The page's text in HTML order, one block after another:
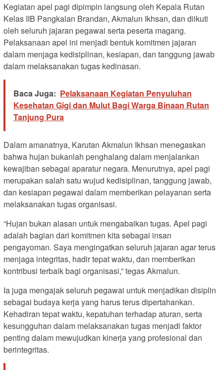
Kegiatan apel pagi dipimpin langsung oleh Kepala Rutan
Kelas IIB Pangkalan Brandan, Akmalun Ikhsan, dan diikuti
oleh seluruh jajaran pegawai serta peserta magang.
Pelaksanaan apel ini menjadi bentuk komitmen jajaran
dalam menjaga kedisiplinan, kesiapan, dan tanggung jawab
dalam melaksanakan tugas kedinasan.
Baca Juga: Pelaksanaan Kegiatan Penyuluhan
Kesehatan Gigi dan Mulut Bagi Warga Binaan Rutan
Tanjung Pura
Dalam amanatnya, Karutan Akmalun Ikhsan menegaskan
bahwa hujan bukanlah penghalang dalam menjalankan
kewajiban sebagai aparatur negara. Menurutnya, apel pagi
merupakan salah satu wujud kedisiplinan, tanggung jawab,
dan kesiapan pegawai dalam memberikan pelayanan serta
melaksanakan tugas organisasi.
“Hujan bukan alasan untuk mengabaikan tugas. Apel pagi
adalah bagian dari komitmen kita sebagai insan
pengayoman. Saya mengingatkan seluruh jajaran agar terus
menjaga integritas, hadir tepat waktu, dan memberikan
kontribusi terbaik bagi organisasi,” tegas Akmalun.
Ia juga mengajak seluruh pegawai untuk menjadikan disiplin
sebagai budaya kerja yang harus terus dipertahankan.
Kehadiran tepat waktu, kepatuhan terhadap aturan, serta
kesungguhan dalam melaksanakan tugas menjadi faktor
penting dalam mewujudkan kinerja yang profesional dan
berintegritas.